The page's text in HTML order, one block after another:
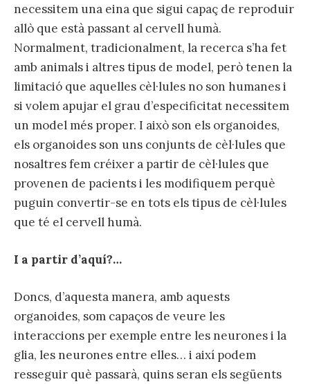
necessitem una eina que sigui capaç de reproduir
allò que està passant al cervell humà.
Normalment, tradicionalment, la recerca s’ha fet
amb animals i altres tipus de model, però tenen la
limitació que aquelles cèl·lules no son humanes i
si volem apujar el grau d’especificitat necessitem
un model més proper. I això son els organoides,
els organoides son uns conjunts de cèl·lules que
nosaltres fem créixer a partir de cèl·lules que
provenen de pacients i les modifiquem perquè
puguin convertir-se en tots els tipus de cèl·lules
que té el cervell humà.
I a partir d’aquí?…
Doncs, d’aquesta manera, amb aquests
organoides, som capaços de veure les
interaccions per exemple entre les neurones i la
glia, les neurones entre elles… i així podem
resseguir què passarà, quins seran els següents